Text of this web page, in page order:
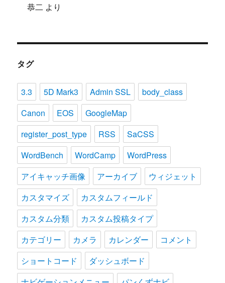
恭二 より
タグ
3.3 5D Mark3 Admin SSL
body_class
Canon
EOS
GoogleMap
register_post_type
RSS
SaCSS
WordBench
WordCamp
WordPress
アイキャッチ画像
アーカイブ
ウィジェット
カスタマイズ
カスタムフィールド
カスタム分類
カスタム投稿タイプ
カテゴリー
カメラ カレンダー
コメント
ショートコード
ダッシュボード